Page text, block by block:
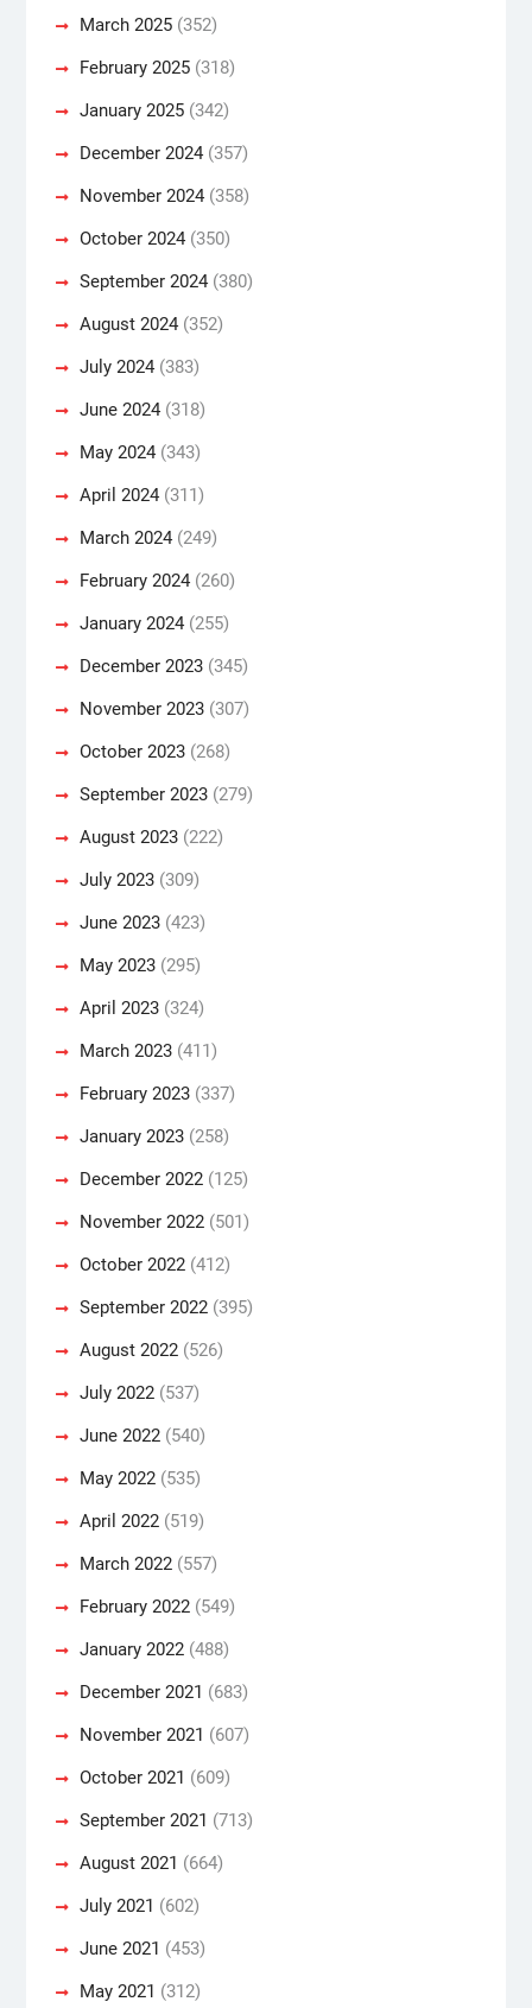
March 2025(352)
February 2025(318)
January 2025(342)
December 2024(357)
November 2024(358)
October 2024(350)
September 2024(380)
August 2024(352)
July 2024(383)
June 2024(318)
May 2024(343)
April 2024(311)
March 2024(249)
February 2024(260)
January 2024(255)
December 2023(345)
November 2023(307)
October 2023(268)
September 2023(279)
August 2023(222)
July 2023(309)
June 2023(423)
May 2023(295)
April 2023(324)
March 2023(411)
February 2023(337)
January 2023(258)
December 2022(125)
November 2022(501)
October 2022(412)
September 2022(395)
August 2022(526)
July 2022(537)
June 2022(540)
May 2022(535)
April 2022(519)
March 2022(557)
February 2022(549)
January 2022(488)
December 2021 (683)
November 2021 (607)
October 2021 (609)
September 2021 (713)
August 2021 (664)
July 2021 (602)
June 2021 (453)
May 2021 (312)